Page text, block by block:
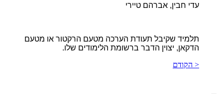
עדי חבין, אברהם טיירי
תלמיד שקיבל תעודת הערכה מטעם הרקטור או מטעם
הדקאן, יצוין הדבר ברשומת הלימודים שלו.
< הקודם